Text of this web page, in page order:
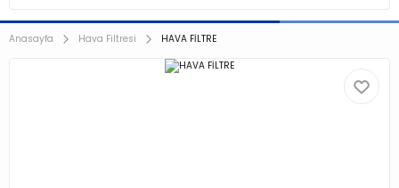
Anasayfa Hava Filtresi HAVA FİLTRE